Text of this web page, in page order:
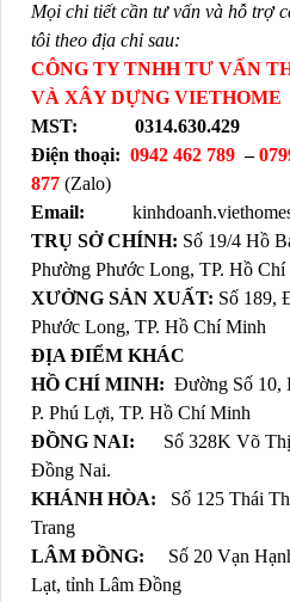
Mọi chi tiết cần tư vấn và hỗ trợ
tôi theo địa chỉ sau:
CÔNG TY TNHH TƯ VẤN
VÀ XÂY DỰNG VIETHOME
MST:
0314.630.429
Điện thoại: 0942 462 789–
877 (Zalo)
Email:
TRỤ SỞ CHÍNH: Số 19/4 Hồ
Phường Phước Long, TP. Hồ
XƯỞNG SẢN XUẤT: Số 189,
Phước Long, TP. Hồ Chí Minh
ĐỊA ĐIỂM KHÁC
HỒ CHÍ MINH: Đường Số 10,
P. Phú Lợi, TP. Hồ Chí Minh
ĐỒNG NAI: Số 328K Võ Thị
Đồng Nai.
KHÁNH HÒA: Số 125 Thái
Trang
LÂM ĐỒNG: Số 20 Vạn
Lạt, tỉnh Lâm Đồng